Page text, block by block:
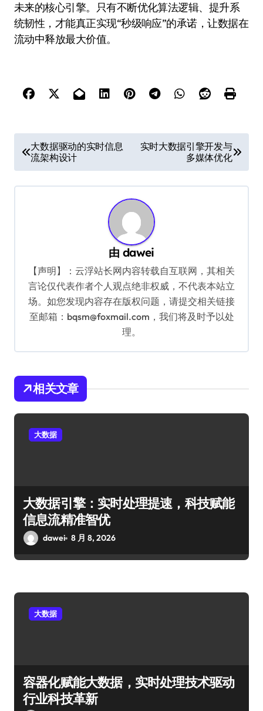
未来的核心引擎。只有不断优化算法逻辑、提升系
统韧性，才能真正实现“秒级响应”的承诺，让数据在
流动中释放最大价值。
章
导
大数据驱动的实时信息
流架构设计
实时大数据引擎开发与
多媒体优化
由dawei
【声明】：云浮站长网内容转载自互联网，其相关
言论仅代表作者个人观点绝非权威，不代表本站立
场。如您发现内容存在版权问题，请提交相关链接
至邮箱：bqsm@foxmail.com，我们将及时予以处
理。
相关文章
大数据
大数据引擎：实时处理提速，科技赋能
信息流精准智优
dawei 8 月 8, 2026
大数据
容器化赋能大数据，实时处理技术驱动
行业科技革新